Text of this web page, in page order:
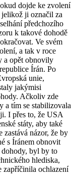
dojde ke zvolení
jelikož ji označil za
předchozího
k takové dohodě
Ve svém
a tak v roce
a opět obnovily
Írán. Po
unie,
jakýmisi
Ačkoliv zde
a tím se stabilizovala
I přes to, že USA
státy, aby také
názor, že by
s Íránem obnovit
byl by to
hlediska,
zapříčinila ochlazení